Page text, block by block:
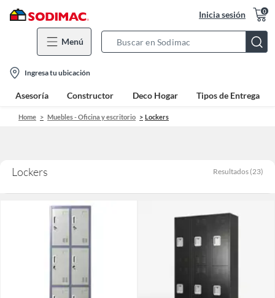
Inicia sesión 0
Menú
Bar
location-
icon
Ingresa tu ubicación
Asesoría Constructor Deco Hogar Tipos de Entrega
Home Muebles - Oficina y escritorio Lockers
Lockers Resultados (23)